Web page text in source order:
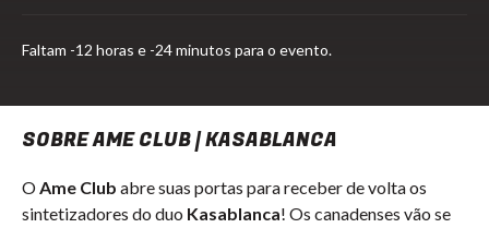
Faltam -12 horas e -24 minutos para o evento.
SOBRE AME CLUB | KASABLANCA
OAme Club abre suas portas para receber de volta os
sintetizadores do duo Kasablanca! Os canadenses vão se